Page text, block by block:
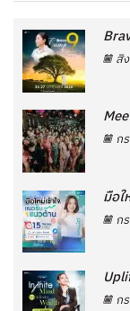
สิ
ก
มือใ
ก
ก